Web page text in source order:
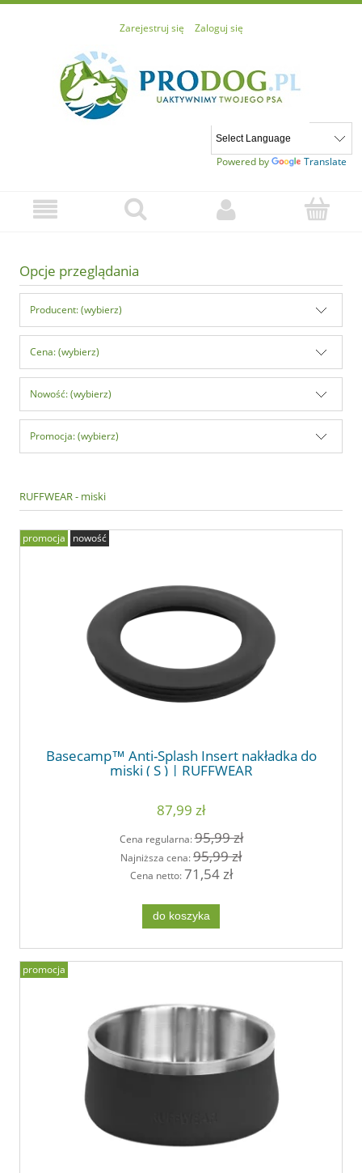
Zarejestruj się Zaloguj się
Powered by Translate
Opcje przeglądania
Producent: (wybierz)
Cena: (wybierz)
Nowość: (wybierz)
Promocja: (wybierz)
RUFFWEAR - miski
Basecamp™ Anti-Splash Insert nakładka do
miski ( S ) | RUFFWEAR
87,99 zł
Cena regularna:95,99 zł
Najniższa cena:95,99 zł
Cena netto:71,54 zł
do koszyka
promocja nowość
promocja